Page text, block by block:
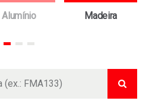
Alumínio Madeira
Buscar